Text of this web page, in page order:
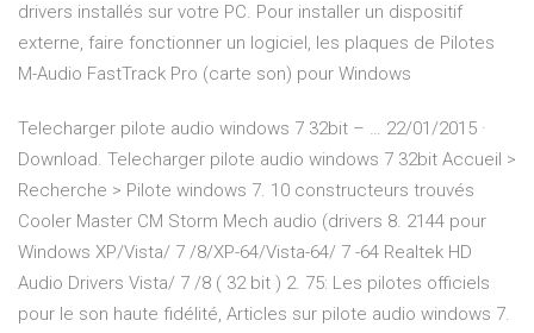
drivers installés sur votre PC. Pour installer un dispositif
externe, faire fonctionner un logiciel, les plaques de Pilotes
M-Audio FastTrack Pro (carte son) pour Windows
Telecharger pilote audio windows 7 32bit – … 22/01/2015 ·
Download. Telecharger pilote audio windows 7 32bit Accueil >
Recherche > Pilote windows 7. 10 constructeurs trouvés
Cooler Master CM Storm Mech audio (drivers 8. 2144 pour
Windows XP/Vista/ 7 /8/XP-64/Vista-64/ 7 -64 Realtek HD
Audio Drivers Vista/ 7 /8 ( 32 bit ) 2. 75: Les pilotes officiels
pour le son haute fidélité, Articles sur pilote audio windows 7.